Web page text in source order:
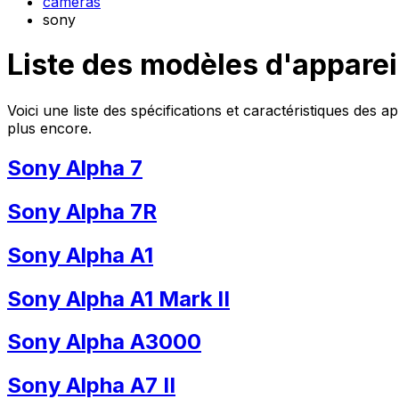
sony
Liste des modèles
Voici une liste des spécifications et caractéristiques des
plus encore.
Sony Alpha 7
Sony Alpha 7R
Sony Alpha A1
Sony Alpha A1 Mark II
Sony Alpha A3000
Sony Alpha A7 II